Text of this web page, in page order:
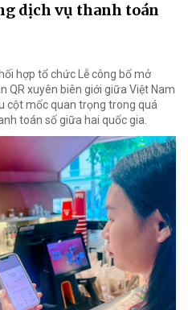
dịch vụ thanh toán
hợp tổ chức Lễ công bố mở
QR xuyên biên giới giữa Việt Nam
cột mốc quan trọng trong quá
toán số giữa hai quốc gia.